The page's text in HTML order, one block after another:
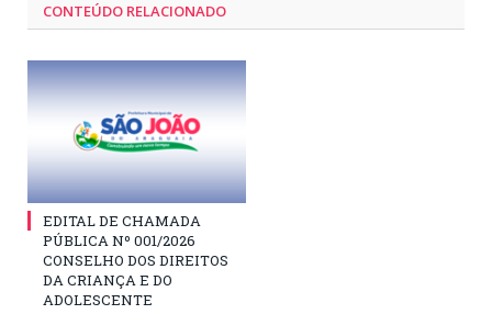
CONTEÚDO RELACIONADO
EDITAL DE CHAMADA
PÚBLICA Nº 001/2026
CONSELHO DOS DIREITOS
DA CRIANÇA E DO
ADOLESCENTE